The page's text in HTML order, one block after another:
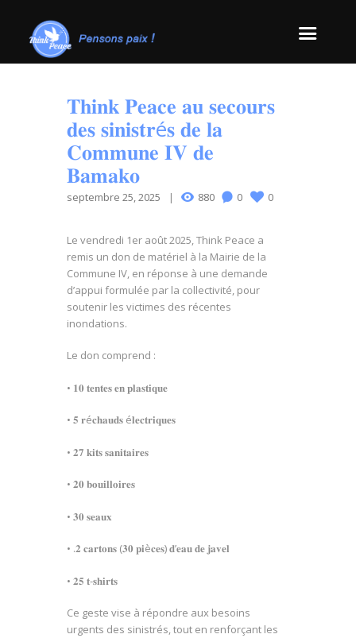
𝐓𝐡𝐢𝐧𝐤 𝐏𝐞𝐚𝐜𝐞 𝐚𝐮 𝐬𝐞𝐜𝐨𝐮𝐫𝐬
𝐝𝐞𝐬 𝐬𝐢𝐧𝐢𝐬𝐭𝐫é𝐬 𝐝𝐞 𝐥𝐚
𝐂𝐨𝐦𝐦𝐮𝐧𝐞 𝐈𝐕 𝐝𝐞
𝐁𝐚𝐦𝐚𝐤𝐨
septembre 25, 2025 880 0 0
Le vendredi 1er août 2025, Think Peace a
remis un don de matériel à la Mairie de la
Commune IV, en réponse à une demande
d’appui formulée par la collectivité, pour
soutenir les victimes des récentes
inondations.
Le don comprend :
• 𝟏𝟎 𝐭𝐞𝐧𝐭𝐞𝐬 𝐞𝐧 𝐩𝐥𝐚𝐬𝐭𝐢𝐪𝐮𝐞
• 𝟓 𝐫é𝐜𝐡𝐚𝐮𝐝𝐬 é𝐥𝐞𝐜𝐭𝐫𝐢𝐪𝐮𝐞𝐬
• 𝟐𝟕 𝐤𝐢𝐭𝐬 𝐬𝐚𝐧𝐢𝐭𝐚𝐢𝐫𝐞𝐬
• 𝟐𝟎 𝐛𝐨𝐮𝐢𝐥𝐥𝐨𝐢𝐫𝐞𝐬
• 𝟑𝟎 𝐬𝐞𝐚𝐮𝐱
• .𝟐 𝐜𝐚𝐫𝐭𝐨𝐧𝐬 (𝟑𝟎 𝐩𝐢è𝐜𝐞𝐬) 𝐝’𝐞𝐚𝐮 𝐝𝐞 𝐣𝐚𝐯𝐞𝐥
• 𝟐𝟓 𝐭-𝐬𝐡𝐢𝐫𝐭𝐬
Ce geste vise à répondre aux besoins
urgents des sinistrés, tout en renforçant les